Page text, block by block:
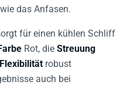
das Anfasen.
für einen kühlen Schliff
Rot, die Streuung
Flexibilität robust
auch bei